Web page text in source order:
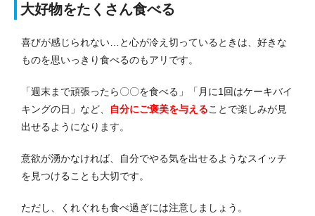
大好物をたくさん食べる
喜びが感じられない…と心が冷え切っているときは、好きな
ものを思いっきり食べるのもアリです。
「週末まで頑張ったら〇〇を食べる」「月に1回はケーキバイ
キングの日」など、
自分にご褒美を与えることで楽しみが見
出せるようになります。
意欲が湧かなければ、自分でやる気を出せるようなスイッチ
を見つけることも大切です。
ただし、くれぐれも食べ過ぎには注意しましょう。